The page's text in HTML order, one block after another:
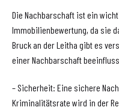
Die Nachbarschaft ist ein
Immobilienbewertung, da sie
Bruck an der Leitha gibt es
einer Nachbarschaft
– Sicherheit: Eine sichere
Kriminalitätsrate wird in der